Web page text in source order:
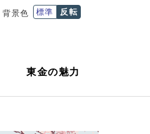
背景色 標準 反転
東金の魅力